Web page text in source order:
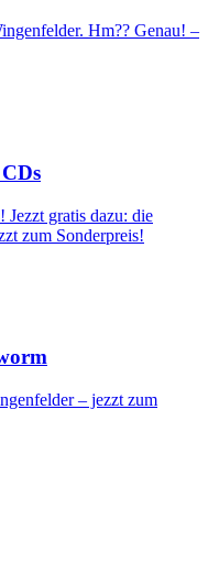
Hm?? Genau! –
gratis dazu: die
zum Sonderpreis!
– jezzt zum